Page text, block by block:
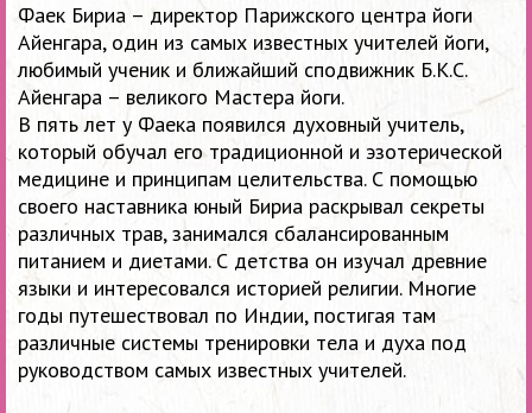
Фаек Бириа – директор Парижского центра йоги
Айенгара, один из самых известных учителей йоги,
любимый ученик и ближайший сподвижник Б.К.С.
Айенгара – великого Мастера йоги.
В пять лет у Фаека появился духовный учитель,
который обучал его традиционной и эзотерической
медицине и принципам целительства. С помощью
своего наставника юный Бириа раскрывал секреты
различных трав, занимался сбалансированным
питанием и диетами. С детства он изучал древние
языки и интересовался историей религии. Многие
годы путешествовал по Индии, постигая там
различные системы тренировки тела и духа под
руководством самых известных учителей.